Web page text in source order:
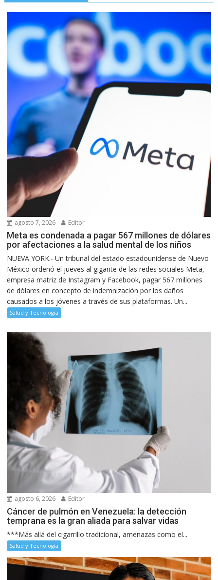
agosto 7, 2026 Editor
Meta es condenada a pagar 567 millones de dólares
por afectaciones a la salud mental de los niños
NUEVA YORK.- Un tribunal del estado estadounidense de Nuevo
México ordenó el jueves al gigante de las redes sociales Meta,
empresa matriz de Instagram y Facebook, pagar 567 millones
de dólares en concepto de indemnización por los daños
causados a los jóvenes a través de sus plataformas. Un...
Salud y Tecnología
agosto 6, 2026 Editor
Cáncer de pulmón en Venezuela: la detección
temprana es la gran aliada para salvar vidas
***Más allá del cigarrillo tradicional, amenazas como el...
Salud y Tecnología